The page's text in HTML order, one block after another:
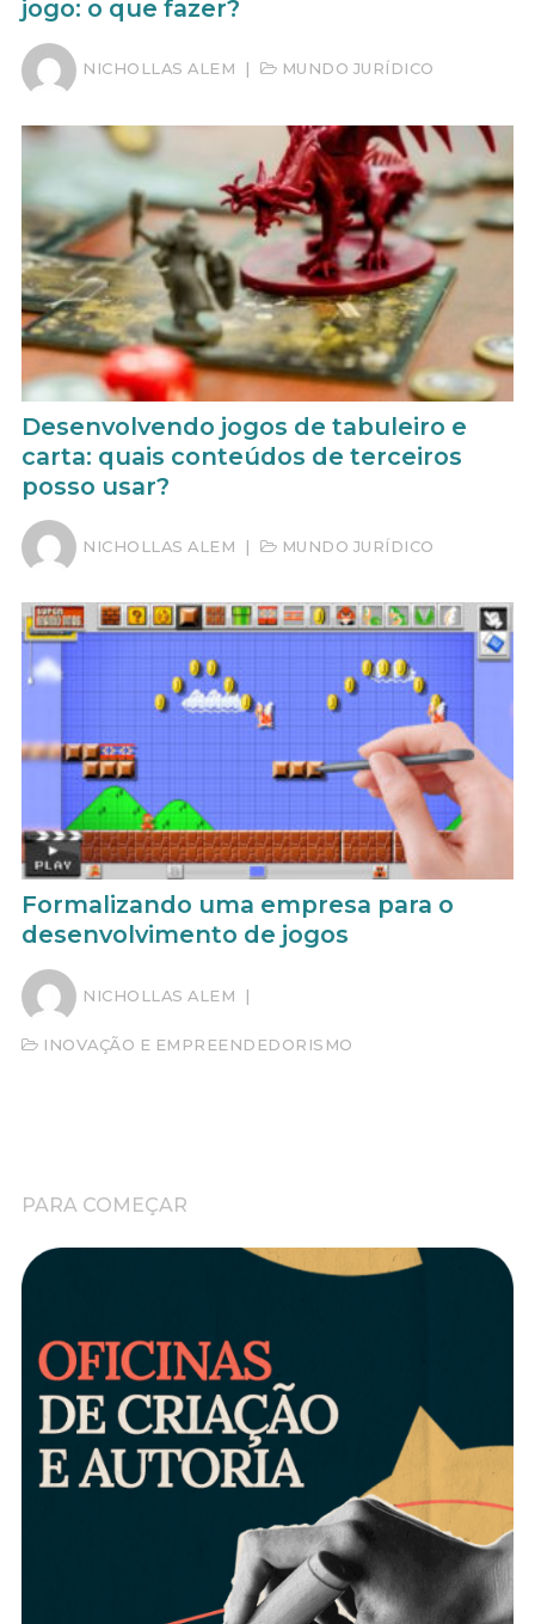
jogo: o que fazer?
NICHOLLAS ALEM | MUNDO JURÍDICO
Desenvolvendo jogos de tabuleiro e
carta: quais conteúdos de terceiros
posso usar?
NICHOLLAS ALEM | MUNDO JURÍDICO
Formalizando uma empresa para o
desenvolvimento de jogos
NICHOLLAS ALEM |
INOVAÇÃO E EMPREENDEDORISMO
PARA COMEÇAR